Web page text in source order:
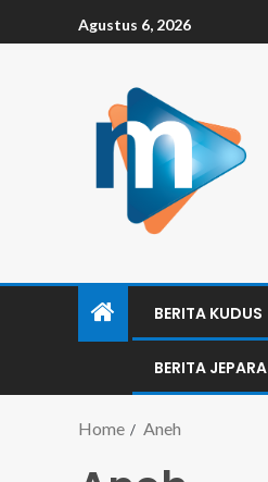
Agustus 6, 2026
BERITA KUDUS
BERITA JEPARA
Home Aneh